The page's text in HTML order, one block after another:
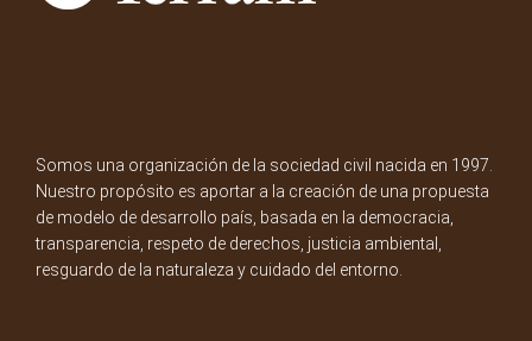
Somos una organización de la sociedad civil nacida en 1997.
Nuestro propósito es aportar a la creación de una propuesta
de modelo de desarrollo país, basada en la democracia,
transparencia, respeto de derechos, justicia ambiental,
resguardo de la naturaleza y cuidado del entorno.